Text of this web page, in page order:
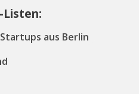
Startups aus Berlin